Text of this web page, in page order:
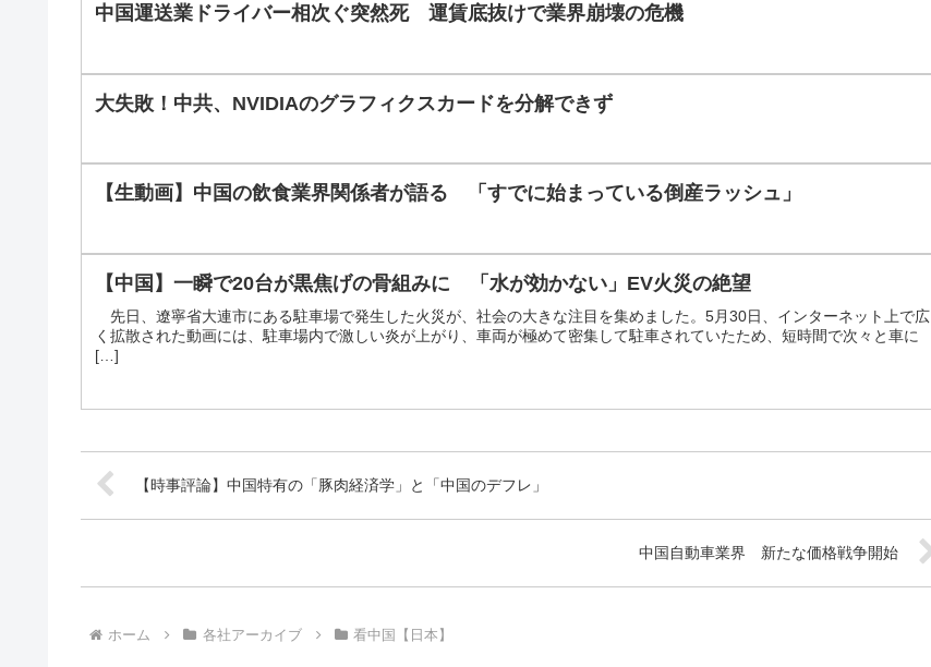
中国運送業ドライバー相次ぐ突然死 運賃底抜けで業界崩壊の危機
大失敗！中共、NVIDIAのグラフィクスカードを分解できず
【生動画】中国の飲食業界関係者が語る 「すでに始まっている倒産ラッシュ」
【中国】一瞬で20台が黒焦げの骨組みに 「水が効かない」EV火災の絶望
先日、遼寧省大連市にある駐車場で発生した火災が、社会の大きな注目を集めました。5月30日、インターネット上で広
く拡散された動画には、駐車場内で激しい炎が上がり、車両が極めて密集して駐車されていたため、短時間で次々と車に
[…]
【時事評論】中国特有の「豚肉経済学」と「中国のデフレ」
中国自動車業界 新たな価格戦争開始
ホーム 各社アーカイブ 看中国【日本】